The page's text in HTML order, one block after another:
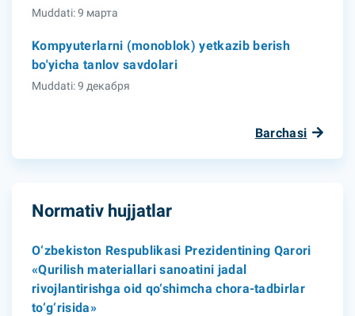
Muddati: 9 марта
Kompyuterlarni (monoblok) yetkazib berish
bo'yicha tanlov savdolari
Muddati: 9 декабря
Barchasi
Normativ hujjatlar
O‘zbekiston Respublikasi Prezidentining Qarori
«Qurilish materiallari sanoatini jadal
rivojlantirishga oid qo‘shimcha chora-tadbirlar
to‘g‘risida»